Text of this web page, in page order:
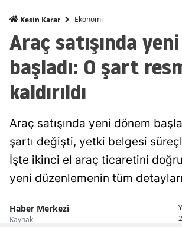
Kesin Karar Ekonomi
Araç satışında
başladı: O şart
kaldırıldı
Araç satışında yeni dönem
şartı değişti, yetki belgesi
İşte ikinci el araç ticaretini
yeni düzenlemenin tüm
Haber Merkezi
Kaynak